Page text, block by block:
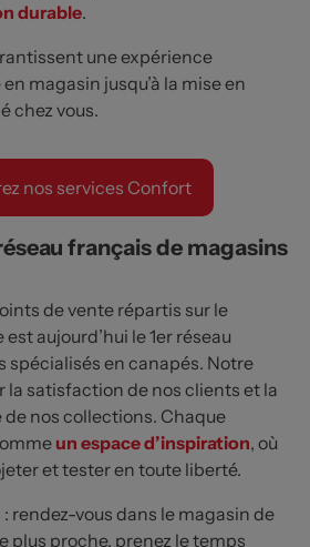
durable.
une expérience
magasin jusqu’à la mise en
chez vous.
français de magasins
de vente répartis sur le
aujourd’hui le 1er réseau
spécialisés en canapés. Notre
la satisfaction de nos clients et la
nos collections. Chaque
un espace d’inspiration, où
et tester en toute liberté.
rendez-vous dans le magasin de
plus proche, prenez le temps